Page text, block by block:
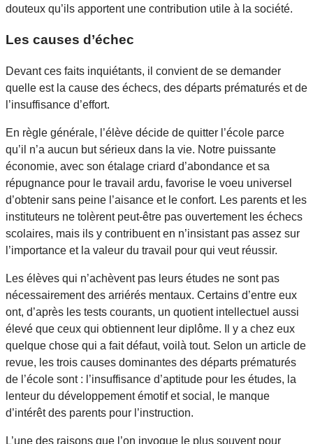
douteux qu’ils apportent une contribution utile à la société.
Les causes d’échec
Devant ces faits inquiétants, il convient de se demander
quelle est la cause des échecs, des départs prématurés et de
l’insuffisance d’effort.
En règle générale, l’élève décide de quitter l’école parce
qu’il n’a aucun but sérieux dans la vie. Notre puissante
économie, avec son étalage criard d’abondance et sa
répugnance pour le travail ardu, favorise le voeu universel
d’obtenir sans peine l’aisance et le confort. Les parents et les
instituteurs ne tolèrent peut-être pas ouvertement les échecs
scolaires, mais ils y contribuent en n’insistant pas assez sur
l’importance et la valeur du travail pour qui veut réussir.
Les élèves qui n’achèvent pas leurs études ne sont pas
nécessairement des arriérés mentaux. Certains d’entre eux
ont, d’après les tests courants, un quotient intellectuel aussi
élevé que ceux qui obtiennent leur diplôme. Il y a chez eux
quelque chose qui a fait défaut, voilà tout. Selon un article de
revue, les trois causes dominantes des départs prématurés
de l’école sont : l’insuffisance d’aptitude pour les études, la
lenteur du développement émotif et social, le manque
d’intérêt des parents pour l’instruction.
L’une des raisons que l’on invoque le plus souvent pour